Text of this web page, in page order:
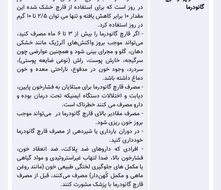
گانودرما
در روز است که برای استفاده از قارچ خشک شده این
مقدار 10 برابر کاهش یافته و تنها می توان ۲/۵ تا 10 گرم
در روز استفاده کرد.
- اگر قارچ گانودرما را بیش از ۳ تا ۶ ماه مصرف کنید،
می‌تواند موجب بروز واکنش‌های آلرژیک مانند خشکی
دهان، گلو و مجرای بینی شود و همچنین عوارضی چون
سرگیجه، خارش پوست، راش (نوعی ضایعه پوستی)،
سردرد، وجود خون در مدفوع، ناراحتی معده و خون
‌دماغ داشته باشد.
- مصرف قارچ گانودرما برای مبتلایان به فشارخون پایین،
دیابت و اختلالات دستگاه ایمنیکه تحت درمان بوده و
دارو مصرف می کنند خطرناک است.
- مصرف مقادیر بالای قارچ گانودرما در می‌تواند موجب
بروز خون ‌ریزی شود.
- در دوران بارداری یا شیردهی از مصرف قارچ گانودرما
خودداری کنید.
- افرادی که داروهای ضد پلاکت، ضد انعقاد خون،
فشارخون بالا، ضدا لتهاب غیراستروئیدی و مواد گیاهی
یا مکمل ‌های جلوگیری لختگی طبیعی خون (مانند روغن
ماهی و مکمل کُهن‌دار) مصرف می‌کنند، قبل از مصرف
قارچ گانودرما با پزشک مشورت کنند.